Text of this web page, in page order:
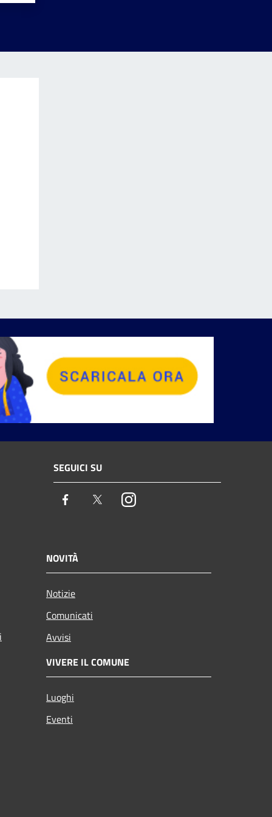
SEGUICI SU
Facebook TwitterInstagram
NOVITÀ
Notizie
Comunicati
Avvisi
VIVERE IL COMUNE
Luoghi
Eventi